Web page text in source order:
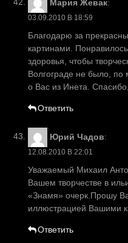
Мария Жевак:
03.09.2010 В 18:59
Благодарю за
картинами.
здоровья, чтобы
Волгограде не было,
о Вас из Инета.
Ответить
Юрий Чадов:
12.08.2010 В 22:01
Уважаемый Михаил
Вашем творчестве в
«Знамя» очерк.Прошу
иллюстрацией Вашими
Ответить